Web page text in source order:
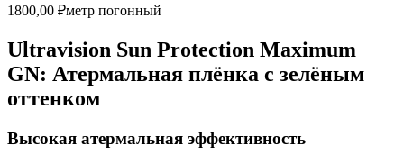
1800,00 ₽метр погонный
Ultravision Sun Protection Maximum
GN: Атермальная плёнка с зелёным
оттенком
Высокая атермальная эффективность